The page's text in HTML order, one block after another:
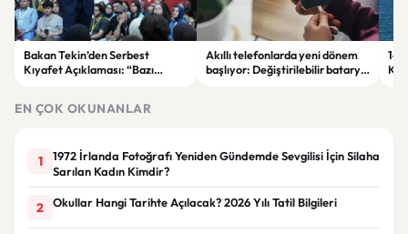
Bakan Tekin’den Serbest
Kıyafet Açıklaması: “Bazı
Akıllı telefonlarda yeni dönem
başlıyor: Değiştirilebilir batarya
146
EN ÇOK OKUNANLAR
1
1972 İrlanda Fotoğrafı Yeniden Gündemde Sevgilisi İçin Silaha
Sarılan Kadın Kimdir?
2 Okullar Hangi Tarihte Açılacak? 2026 Yılı Tatil Bilgileri